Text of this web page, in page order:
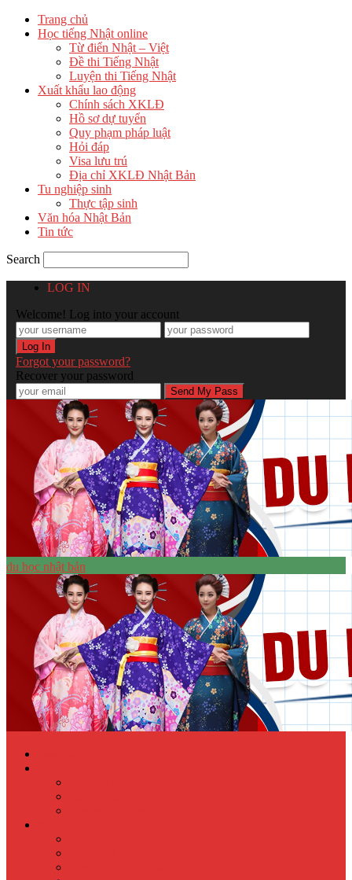
Trang chủ
Học tiếng Nhật online
Từ điển Nhật – Việt
Đề thi Tiếng Nhật
Luyện thi Tiếng Nhật
Xuất khẩu lao động
Chính sách XKLĐ
Hồ sơ dự tuyển
Quy phạm pháp luật
Hỏi đáp
Visa lưu trú
Địa chỉ XKLĐ Nhật Bản
Tu nghiệp sinh
Thực tập sinh
Văn hóa Nhật Bản
Tin tức
Search
LOG IN
Welcome! Log into your account
Forgot your password?
Recover your password
du học nhật bản